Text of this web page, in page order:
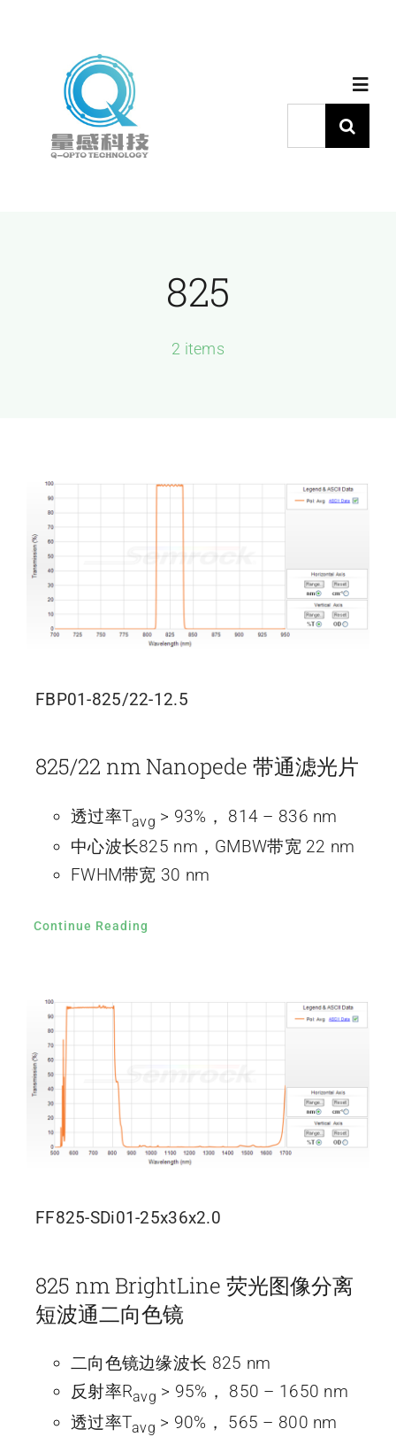
关于量感
联系我们
索：
825
2 items
FBP01-825/22-12.5
825/22 nm Nanopede 带通滤光片
透过率Tavg > 93%， 814 – 836 nm
中心波长825 nm，GMBW带宽 22 nm
FWHM带宽 30 nm
Continue Reading
FF825-SDi01-25x36x2.0
825 nm BrightLine 荧光图像分离
短波通二向色镜
二向色镜边缘波长 825 nm
反射率Ravg > 95%， 850 – 1650 nm
透过率Tavg > 90%， 565 – 800 nm